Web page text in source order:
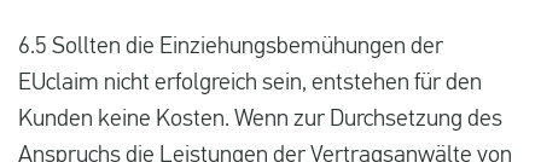
6.5 Sollten die Einziehungsbemühungen der
EUclaim nicht erfolgreich sein, entstehen für den
Kunden keine Kosten. Wenn zur Durchsetzung des
Anspruchs die Leistungen der Vertragsanwälte von